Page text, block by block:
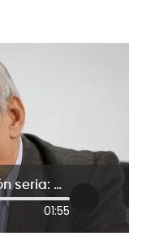
Bonilla tenía una posición seria: preocupación desde Acopi por cambio en el MinHacienda
01:55